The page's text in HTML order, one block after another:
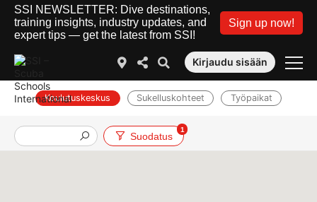
SSI NEWSLETTER: Dive destinations,
training insights, industry updates, and
expert tips — get the latest from SSI!
Sign up now!
Kirjaudu sisään
Koulutuskeskus Sukelluskohteet Työpaikat
Suodatus
1